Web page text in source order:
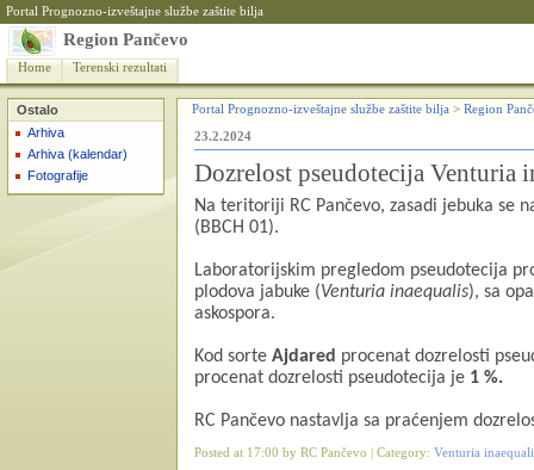
Portal Prognozno-izveštajne službe zaštite bilja
Region Pančevo
Home Terenski rezultati
Ostalo
Arhiva
Arhiva (kalendar)
Fotografije
Portal Prognozno-izveštajne službe zaštite bilja > Region
23.2.2024
Dozrelost pseudotecija Venturia
Na teritoriji RC Pančevo, zasadi jebuka se
(BBCH 01).
Laboratorijskim pregledom pseudotecija
plodova jabuke (Venturia inaequalis), sa
askospora.
Kod sorte Ajdared procenat dozrelosti
procenat dozrelosti pseudotecija je 1 %.
RC Pančevo nastavlja sa praćenjem
Posted at 17:00 by RC Pančevo | Category: Venturia